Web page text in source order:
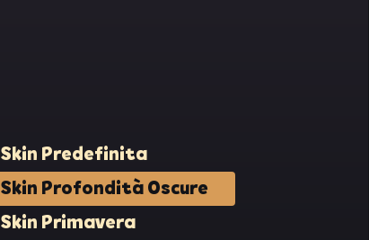
Skin Predefinita
Skin Profondità Oscure
Skin Primavera